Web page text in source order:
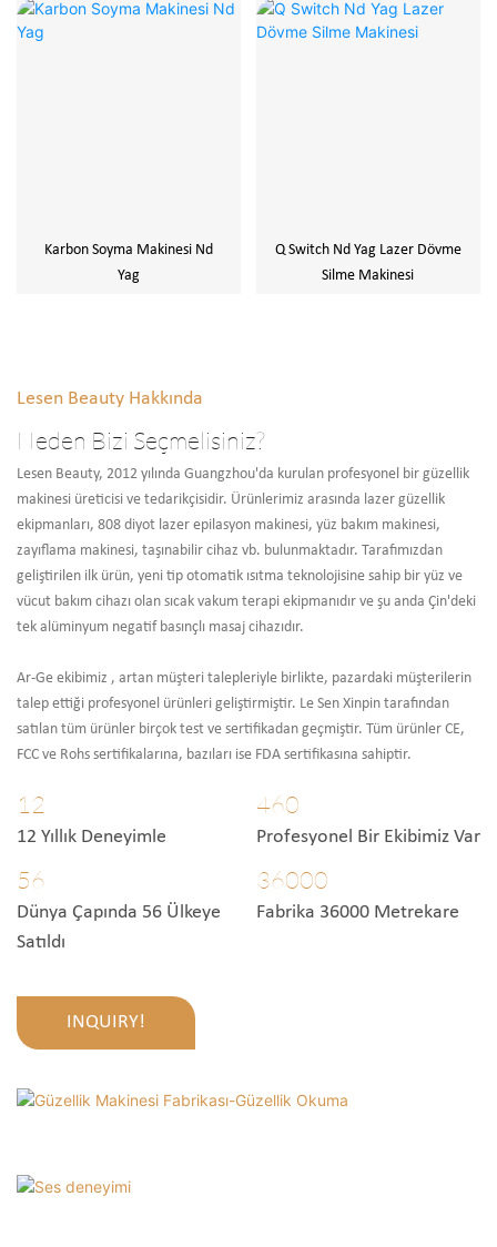
Karbon Soyma Makinesi Nd
Yag
Q Switch Nd Yag Lazer Dövme
Silme Makinesi
Lesen Beauty Hakkında
Neden Bizi Seçmelisiniz?
Lesen Beauty, 2012 yılında Guangzhou'da kurulan profesyonel bir güzellik
makinesi üreticisi ve tedarikçisidir. Ürünlerimiz arasında lazer güzellik
ekipmanları, 808 diyot lazer epilasyon makinesi, yüz bakım makinesi,
zayıflama makinesi, taşınabilir cihaz vb. bulunmaktadır. Tarafımızdan
geliştirilen ilk ürün, yeni tip otomatik ısıtma teknolojisine sahip bir yüz ve
vücut bakım cihazı olan sıcak vakum terapi ekipmanıdır ve şu anda Çin'deki
tek alüminyum negatif basınçlı masaj cihazıdır.
Ar-Ge ekibimiz , artan müşteri talepleriyle birlikte, pazardaki müşterilerin
talep ettiği profesyonel ürünleri geliştirmiştir. Le Sen Xinpin tarafından
satılan tüm ürünler birçok test ve sertifikadan geçmiştir. Tüm ürünler CE,
FCC ve Rohs sertifikalarına, bazıları ise FDA sertifikasına sahiptir.
12
12 Yıllık Deneyimle
460
Profesyonel Bir Ekibimiz Var
56
Dünya Çapında 56 Ülkeye
Satıldı
36000
Fabrika 36000 Metrekare
INQUIRY!